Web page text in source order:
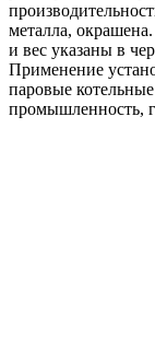
металла, окрашена. Потребляемая мощность 1,5 квт. Габариты
и вес указаны в
Применение
паровые
промышленность,